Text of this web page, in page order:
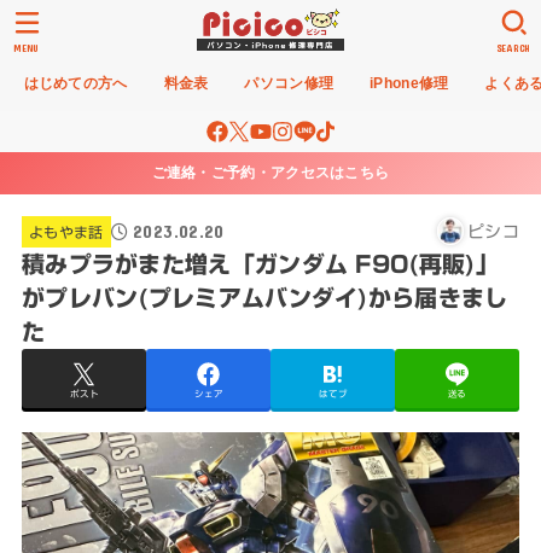
はじめての方へ 料金表 パソコン修理 iPhone修理 よくあ
SEARCH
MENU
ご連絡・ご予約・アクセスはこちら
よもやま話 2023.02.20 ピシコ
積みプラがまた増え「ガンダム F90(再販)」
がプレバン(プレミアムバンダイ)から届きまし
た
ポスト シェア はてブ 送る